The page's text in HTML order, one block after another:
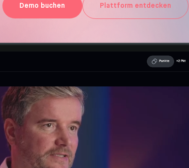
Demo buchen Plattform entdecken